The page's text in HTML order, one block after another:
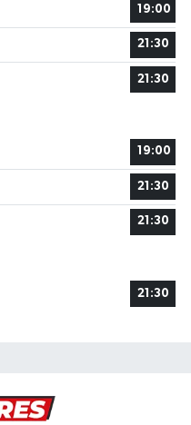
19:00
21:30
21:30
19:00
21:30
21:30
21:30